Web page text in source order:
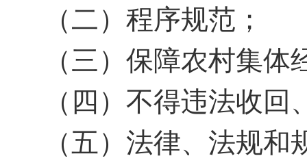
（二）程序规范；
（三）保障农村集
（四）不得违法收
（五）法律、法规